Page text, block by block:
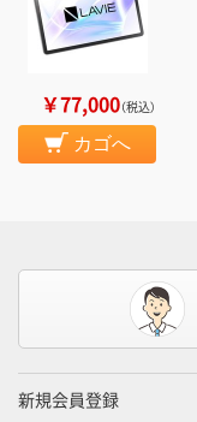
￥77,000（税込）
カゴへ
新規会員登録